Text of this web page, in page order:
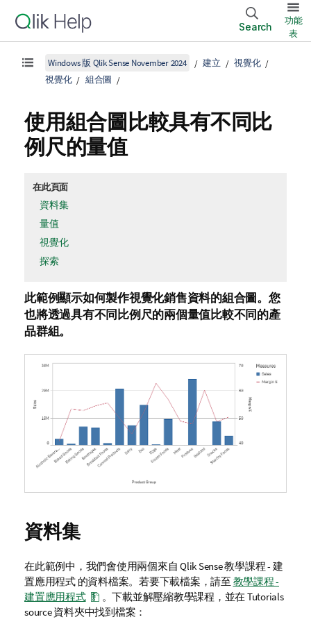
Search
功能
表
Windows 版 Qlik Sense November 2024 建立
視覺化
視覺化
組合圖
使用組合圖比較具有不同比
例尺的量值
在此頁面
資料集
量值
視覺化
探索
此範例顯示如何製作視覺化銷售資料的組合圖。您
也將透過具有不同比例尺的兩個量值比較不同的產
品群組。
資料集
在此範例中，我們會使用兩個來自 Qlik Sense教學課程 - 建
置應用程式的資料檔案。若要下載檔案，請至 教學課程 -
建置應用程式
。下載並解壓縮教學課程，並在 Tutorials
source資料夾中找到檔案：